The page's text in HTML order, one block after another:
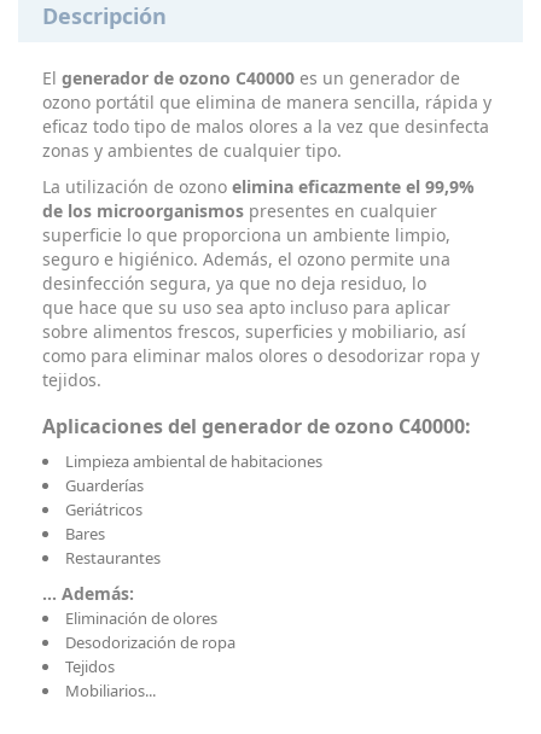
Descripción
El generador de ozono C40000 es un generador de
ozono portátil que elimina de manera sencilla, rápida y
eficaz todo tipo de malos olores a la vez que desinfecta
zonas y ambientes de cualquier tipo.
La utilización de ozono elimina eficazmente el 99,9%
de los microorganismos presentes en cualquier
superficie lo que proporciona un ambiente limpio,
seguro e higiénico. Además, el ozono permite una
desinfección segura, ya que no deja residuo, lo
que hace que su uso sea apto incluso para aplicar
sobre alimentos frescos, superficies y mobiliario, así
como para eliminar malos olores o desodorizar ropa y
tejidos.
Aplicaciones del generador de ozono C40000:
Limpieza ambiental de habitaciones
Guarderías
Geriátricos
Bares
Restaurantes
... Además:
Eliminación de olores
Desodorización de ropa
Tejidos
Mobiliarios...